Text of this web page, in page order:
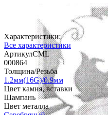
Характеристики:
Все характеристики
АртикулCML
000864
Толщина/Резьба
1.2мм(16G)/0.9мм
Цвет камня, вставки
Шампань
Цвет металла